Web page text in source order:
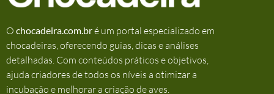
O chocadeira.com.bré um portal especializado em
chocadeiras, oferecendo guias, dicas e análises
detalhadas. Com conteúdos práticos e objetivos,
ajuda criadores de todos os níveis a otimizar a
incubação e melhorar a criação de aves.